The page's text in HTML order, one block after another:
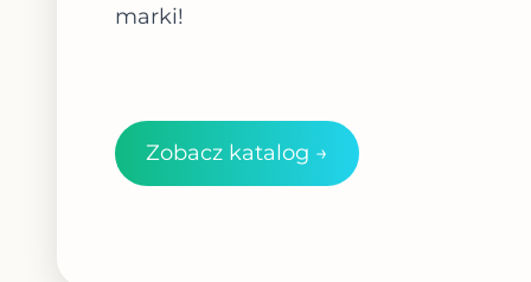
marki!
Zobacz katalog →